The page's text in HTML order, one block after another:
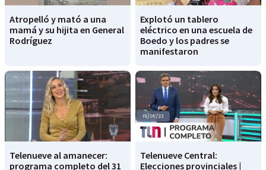
Atropelló y mató a una
mamá y su hijita en General
Rodríguez
Explotó un tablero
eléctrico en una escuela de
Boedo y los padres se
manifestaron
Telenueve al amanecer:
programa completo del 31
Telenueve Central:
Elecciones provinciales |